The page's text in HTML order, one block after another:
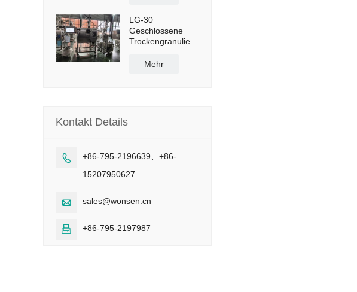
LG-30
Geschlossene
Trockengranulieranlage
Kapazität von 50
Mehr
Kontakt Details

+86-795-2196639、+86-
15207950627
 sales@wonsen.cn
 +86-795-2197987